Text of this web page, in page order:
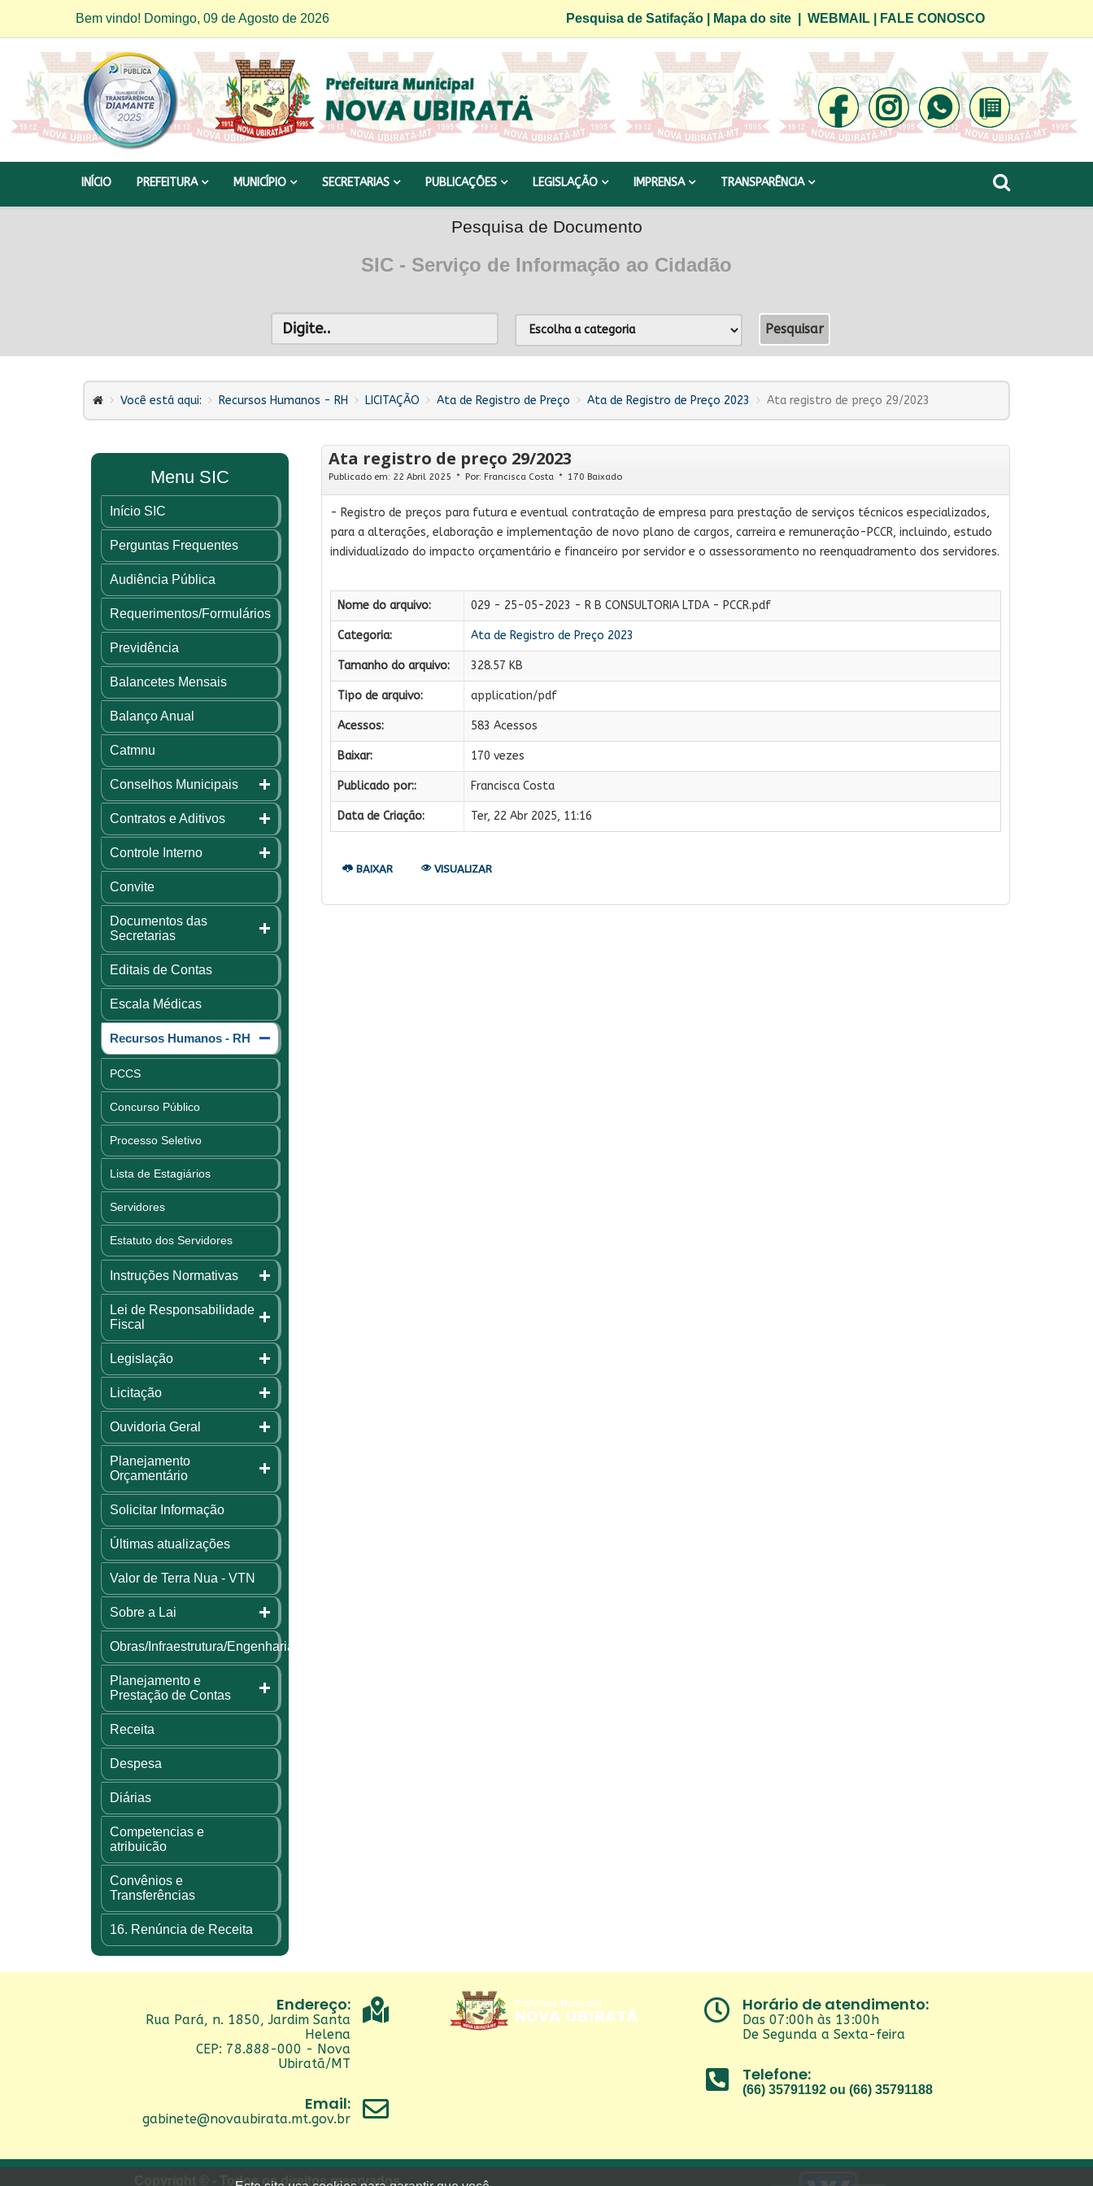
Bem vindo! Domingo, 09 de Agosto de 2026 Pesquisa de Satifação| Mapa do site| WEBMAIL| FALE CONOSCO
INÍCIO PREFEITURA MUNICÍPIO SECRETARIAS PUBLICAÇÕES LEGISLAÇÃO IMPRENSA TRANSPARÊNCIA
Pesquisa de Documento
SIC - Serviço de Informação ao Cidadão
Você está aqui: Recursos Humanos - RH LICITAÇÃO Ata de Registro de Preço Ata de Registro de Preço 2023 Ata registro de preço 29/2023
Menu SIC
Início SIC
Perguntas Frequentes
Audiência Pública
Requerimentos/Formulários
Previdência
Balancetes Mensais
Balanço Anual
Catmnu
Conselhos Municipais
Contratos e Aditivos
Controle Interno
Convite
Documentos das
Secretarias
Editais de Contas
Escala Médicas
Recursos Humanos - RH
PCCS
Concurso Público
Processo Seletivo
Lista de Estagiários
Servidores
Estatuto dos Servidores
Instruções Normativas
Lei de Responsabilidade
Fiscal
Legislação
Licitação
Ouvidoria Geral
Planejamento
Orçamentário
Solicitar Informação
Últimas atualizações
Valor de Terra Nua - VTN
Sobre a Lai
Obras/Infraestrutura/Engenharia
Planejamento e
Prestação de Contas
Receita
Despesa
Diárias
Competencias e
atribuicão
Convênios e
Transferências
16. Renúncia de Receita
Ata registro de preço 29/2023
Publicado em: 22 Abril 2025 Por: Francisca Costa 170 Baixado
- Registro de preços para futura e eventual contratação de empresa para prestação de serviços técnicos especializados,
para a alterações, elaboração e implementação de novo plano de cargos, carreira e remuneração-PCCR, incluindo, estudo
individualizado do impacto orçamentário e financeiro por servidor e o assessoramento no reenquadramento dos servidores.
Nome do arquivo: 029 - 25-05-2023 - R B CONSULTORIA LTDA - PCCR.pdf
Categoria: Ata de Registro de Preço 2023
Tamanho do arquivo: 328.57 KB
Tipo de arquivo: application/pdf
Acessos: 583 Acessos
Baixar: 170 vezes
Publicado por:: Francisca Costa
Data de Criação: Ter, 22 Abr 2025, 11:16
BAIXAR VISUALIZAR
Endereço:
Rua Pará, n. 1850, Jardim Santa
Helena
CEP: 78.888-000 - Nova
Ubiratã/MT
Email:
gabinete@novaubirata.mt.gov.br
Horário de atendimento:
Das 07:00h às 13:00h
De Segunda a Sexta-feira
Telefone:
(66) 35791192 ou (66) 35791188
Copyright © - Todos os direitos reservados